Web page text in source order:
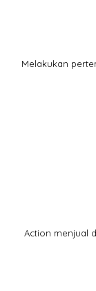
Melakukan
Action menjual